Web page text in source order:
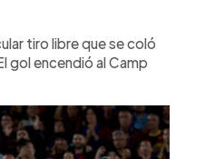
tiro libre que se coló
gol encendió al Camp